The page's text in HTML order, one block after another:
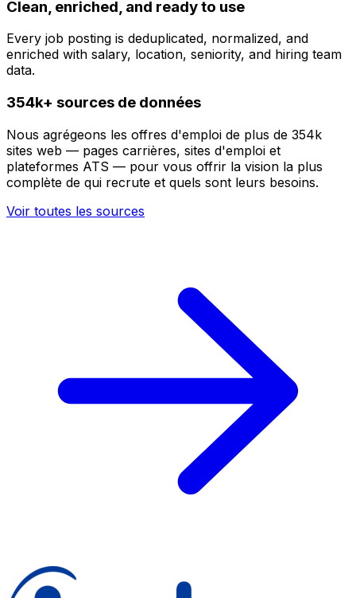
Clean, enriched, and ready to use
Every job posting is deduplicated, normalized, and
enriched with salary, location, seniority, and hiring team
data.
354k+ sources de données
Nous agrégeons les offres d'emploi de plus de 354k
sites web — pages carrières, sites d'emploi et
plateformes ATS — pour vous offrir la vision la plus
complète de qui recrute et quels sont leurs besoins.
Voir toutes les sources